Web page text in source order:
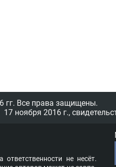
гг. Все права защищены.
17 ноября 2016 г.,
не несёт.